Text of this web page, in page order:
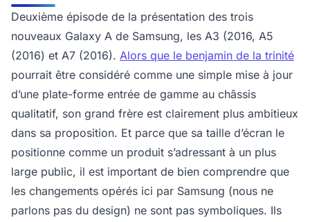
Deuxième épisode de la présentation des trois
nouveaux Galaxy A de Samsung, les A3 (2016, A5
(2016) et A7 (2016). Alors que le benjamin de la trinité
pourrait être considéré comme une simple mise à jour
d’une plate-forme entrée de gamme au châssis
qualitatif, son grand frère est clairement plus ambitieux
dans sa proposition. Et parce que sa taille d’écran le
positionne comme un produit s’adressant à un plus
large public, il est important de bien comprendre que
les changements opérés ici par Samsung (nous ne
parlons pas du design) ne sont pas symboliques. Ils